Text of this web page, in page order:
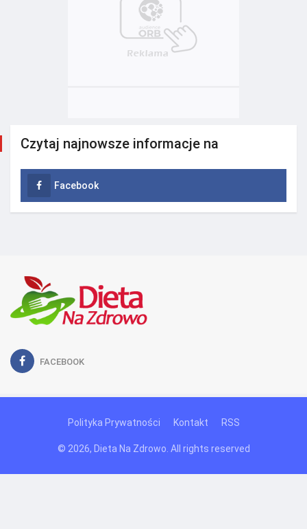
Czytaj najnowsze informacje na
Facebook
FACEBOOK
Polityka Prywatności Kontakt RSS
© 2026, Dieta Na Zdrowo. All rights reserved